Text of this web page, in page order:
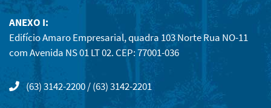
ANEXO I:
Edifício Amaro Empresarial, quadra 103 Norte Rua NO-11
com Avenida NS 01 LT 02. CEP: 77001-036
(63) 3142-2200 / (63) 3142-2201